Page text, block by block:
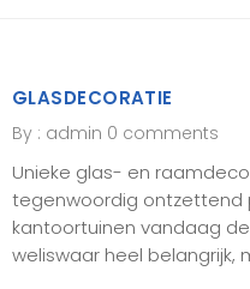
GLASDECORATIE
By : admin 0 comments
Unieke glas- en
tegenwoordig ontzettend
kantoortuinen vandaag
weliswaar heel belangrijk,